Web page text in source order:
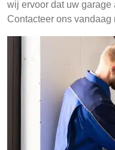
wij ervoor dat uw
Contacteer ons